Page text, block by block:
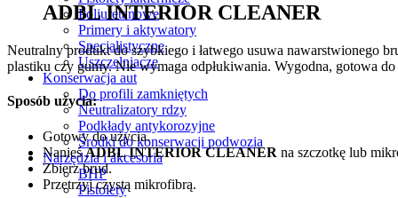
Poliuretanowe
Primery i aktywatory
Specjalistyczne
Uszczelniacze
Konserwacja aut
Do profili zamkniętych
Neutralizatory rdzy
Podkłady antykorozyjne
Środki do konserwacji podwozia
Narzędzia i akcesoria
BHP
Pistolety
ADBL INTERIOR CLEANER
Neutralny produkt do szybkiego i łatwego usuwa nawarstwionego
plastiku czy gumy. Nie wymaga odpłukiwania. Wygodna, gotowa
Sposób użycia:
Gotowy do użycia.
NanieśADBL INTERIOR CLEANER na szczotkę lub
Zbierz brud.
Przetrzyj czystą mikrofibrą.